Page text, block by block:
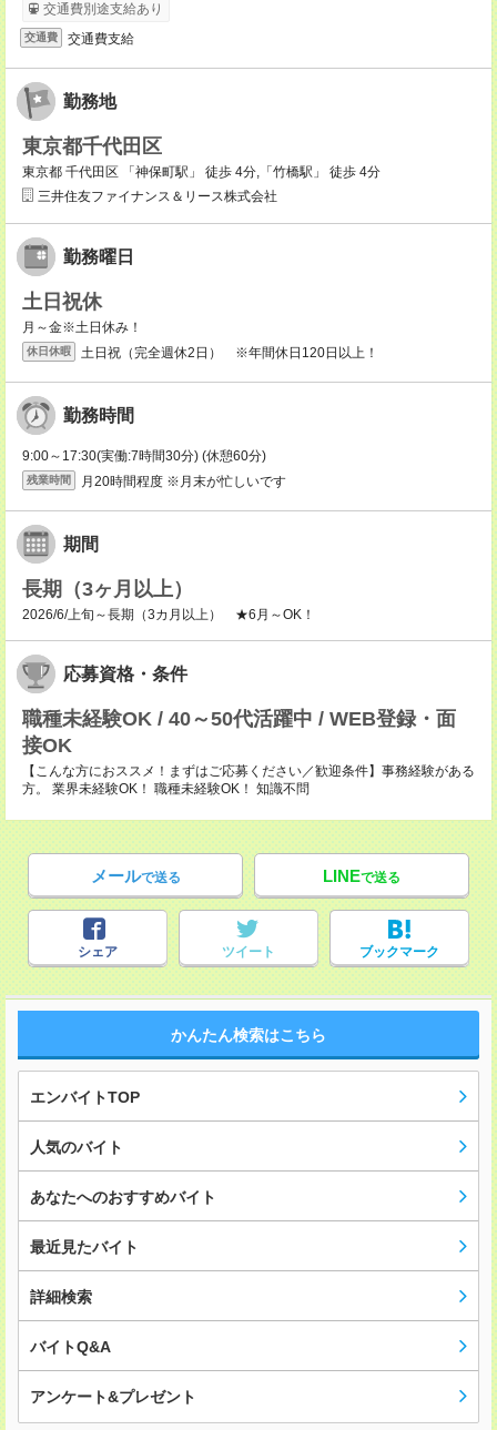
交通費別途支給あり
交通費 交通費支給
勤務地
東京都千代田区
東京都 千代田区 「神保町駅」 徒歩 4分,「竹橋駅」 徒歩 4分
三井住友ファイナンス＆リース株式会社
勤務曜日
土日祝休
月～金※土日休み！
休日休暇 土日祝（完全週休2日） ※年間休日120日以上！
勤務時間
9:00～17:30(実働:7時間30分) (休憩60分)
残業時間 月20時間程度 ※月末が忙しいです
期間
長期（3ヶ月以上）
2026/6/上旬～長期（3カ月以上） ★6月～OK！
応募資格・条件
職種未経験OK / 40～50代活躍中 / WEB登録・面
接OK
【こんな方におススメ！まずはご応募ください／歓迎条件】事務経験がある
方。 業界未経験OK！ 職種未経験OK！ 知識不問
メールで送る LINEで送る
シェア ツイート ブックマーク
かんたん検索はこちら
エンバイトTOP
人気のバイト
あなたへのおすすめバイト
最近見たバイト
詳細検索
バイトQ&A
アンケート&プレゼント